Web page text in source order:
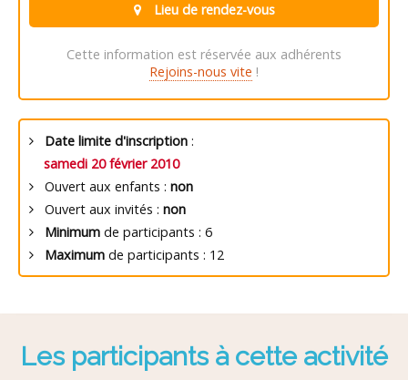
Lieu de rendez-vous
Cette information est réservée aux adhérents
Rejoins-nous vite !
Date limite d'inscription :
samedi 20 février 2010
Ouvert aux enfants : non
Ouvert aux invités : non
Minimum de participants : 6
Maximum de participants : 12
Les participants à cette activité